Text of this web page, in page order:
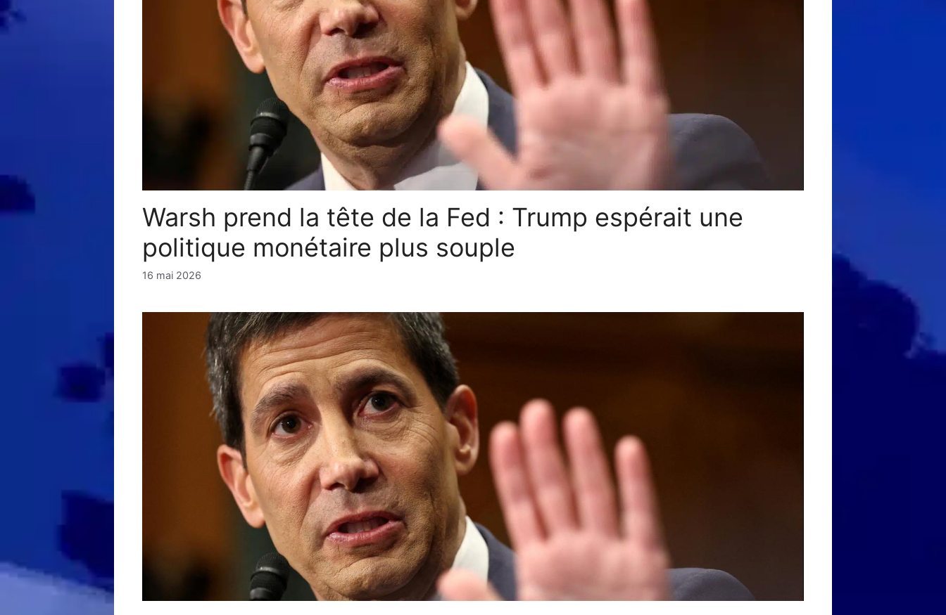
Warsh prend la tête de la Fed : Trump espérait une
politique monétaire plus souple
16 mai 2026